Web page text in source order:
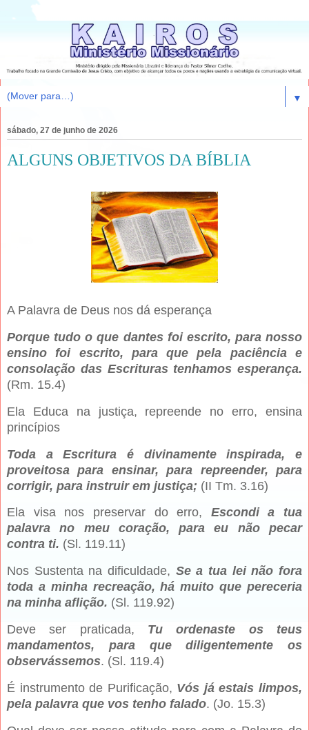
▼
sábado, 27 de junho de 2026
ALGUNS OBJETIVOS DA BÍBLIA
A Palavra de Deus nos dá esperança
Porque tudo o que dantes foi escrito, para nosso
ensino foi escrito, para que pela paciência e
consolação das Escrituras tenhamos esperança.
(Rm. 15.4)
Ela Educa na justiça, repreende no erro, ensina
princípios
Toda a Escritura é divinamente inspirada, e
proveitosa para ensinar, para repreender, para
corrigir, para instruir em justiça; (II Tm. 3.16)
Ela visa nos preservar do erro, Escondi a tua
palavra no meu coração, para eu não pecar
contra ti. (Sl. 119.11)
Nos Sustenta na dificuldade, Se a tua lei não fora
toda a minha recreação, há muito que pereceria
na minha aflição. (Sl. 119.92)
Deve ser praticada, Tu ordenaste os teus
mandamentos, para que diligentemente os
observássemos. (Sl. 119.4)
É instrumento de Purificação, Vós já estais limpos,
pela palavra que vos tenho falado. (Jo. 15.3)